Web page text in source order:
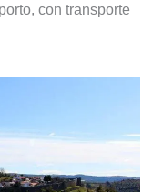
con transporte